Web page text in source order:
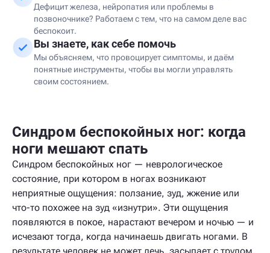
Дефицит железа, нейропатия или проблемы в
позвоночнике? Работаем с тем, что на самом деле вас
беспокоит.
Вы знаете, как себе помочь
Мы объясняем, что провоцирует симптомы, и даём
понятные инструменты, чтобы вы могли управлять
своим состоянием.
Синдром беспокойных ног: когда
ноги мешают спать
Синдром беспокойных ног — неврологическое
состояние, при котором в ногах возникают
неприятные ощущения: ползание, зуд, жжение или
что-то похожее на зуд «изнутри». Эти ощущения
появляются в покое, нарастают вечером и ночью — и
исчезают тогда, когда начинаешь двигать ногами. В